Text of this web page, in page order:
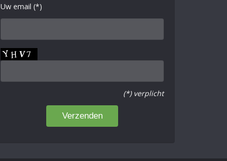
Uw email (*)
(*) verplicht